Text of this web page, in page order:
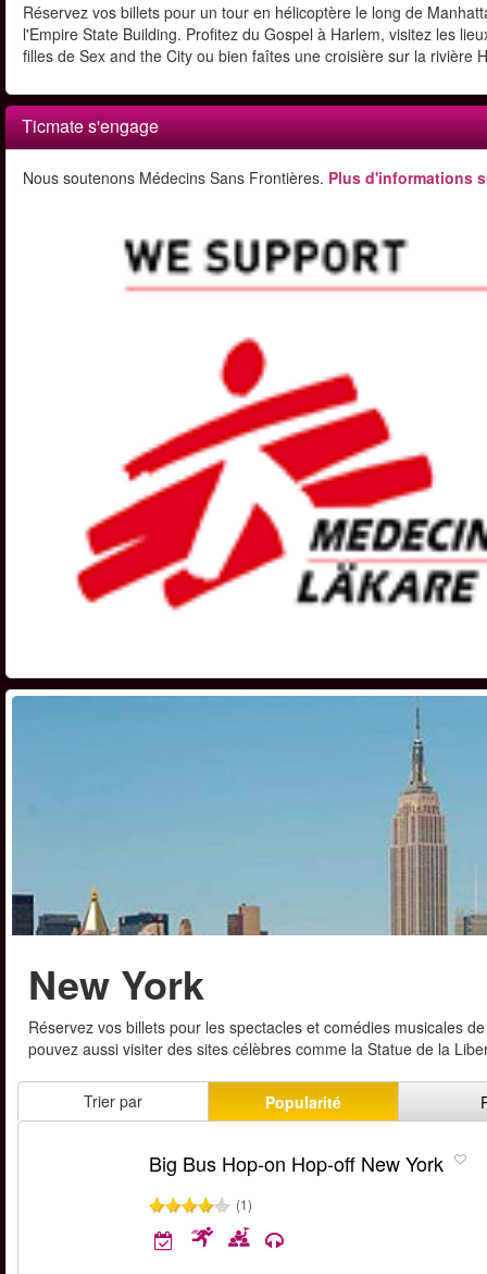
Réservez vos billets pour un tour en hélicoptère le long de
l'Empire State Building. Profitez du Gospel à Harlem, visitez les
filles de Sex and the City ou bien faîtes une croisière sur la rivière
Ticmate s'engage
Nous soutenons Médecins Sans Frontières. Plus d'informations
New York
Réservez vos billets pour les spectacles et comédies musicales
pouvez aussi visiter des sites célèbres comme la Statue de la
Trier par Popularité
Big Bus Hop-on Hop-off New York
(1)